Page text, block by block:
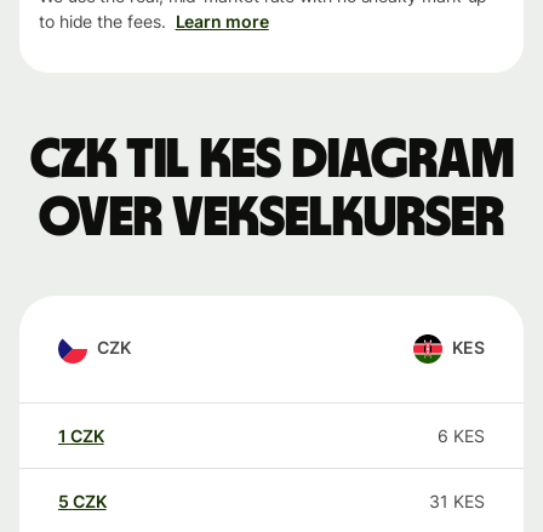
to hide the fees. Learn more
CZK til KES Diagram
over vekselkurser
CZK KES
1 CZK 6 KES
5 CZK 31 KES